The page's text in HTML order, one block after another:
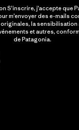
S’inscrire, j’accepte que
m’envoyer des e-mails
la sensibilisation
et autres,
de Patagonia.